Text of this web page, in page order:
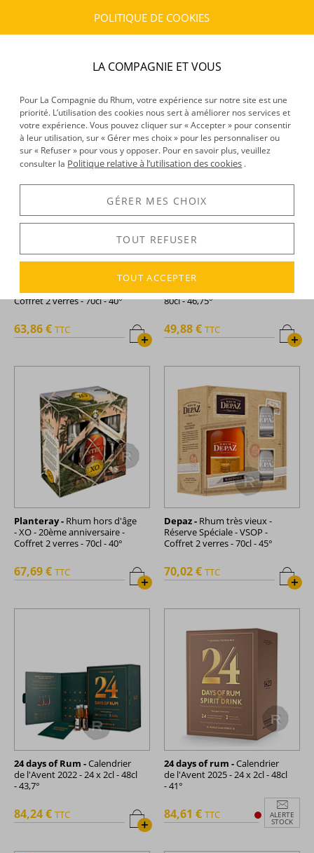
Académies Collectors -
+
Yellow Snake -Rhum vieux -
40°
Rhum hors d'âge -
Coffret 2 verres - 70cl - 40°
+
63,86 € TTC
Saint James -
80cl - 46,75°
+
49,88 € TTC
Planteray - Rhum hors d'âge
- XO - 20ème anniversaire -
Coffret 2 verres - 70cl - 40°
+
67,69 € TTC
Depaz - Rhum très vieux -
Réserve Spéciale - VSOP -
Coffret 2 verres - 70cl - 45°
+
70,02 € TTC
24 days of Rum -Calendrier
de l'Avent 2022 - 24 x 2cl - 48cl
- 43,7°
+
84,24 € TTC
24 days of rum -Calendrier
de l'Avent 2025 - 24 x 2cl - 48cl
- 41°
ALERTE
STOCK
84,61 € TTC
POLITIQUE DE COOKIES
LA COMPAGNIE ET VOUS
Pour La Compagnie du Rhum, votre expérience sur notre site est une
priorité. L’utilisation des cookies nous sert à améliorer nos services et
votre expérience. Vous pouvez cliquer sur « Accepter » pour consentir
à leur utilisation, sur « Gérer mes choix » pour les personnaliser ou
sur « Refuser » pour vous y opposer. Pour en savoir plus, veuillez
consulter la Politique relative à l’utilisation des cookies .
GÉRER MES CHOIX
TOUT REFUSER
TOUT ACCEPTER